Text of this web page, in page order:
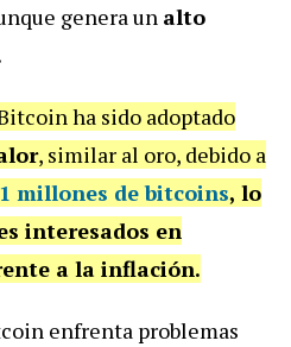
genera un alto
ha sido adoptado
, similar al oro, debido a
millones de bitcoins, lo
interesados en
a la inflación.
enfrenta problemas